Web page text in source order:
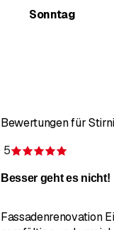
Fassadenrenovationen
Betonbeschichtungen
Riss-Sanierungen
Sonntag
Bewertungen für
5
Besser geht es nicht!
Fassadenrenovation